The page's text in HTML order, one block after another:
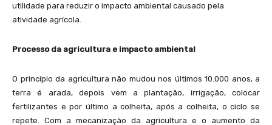
utilidade para reduzir o impacto ambiental causado pela
atividade agrícola.
Processo da agricultura e impacto ambiental
O princípio da agricultura não mudou nos últimos 10.000 anos, a
terra é arada, depois vem a plantação, irrigação, colocar
fertilizantes e por último a colheita, após a colheita, o ciclo se
repete. Com a mecanização da agricultura e o aumento da